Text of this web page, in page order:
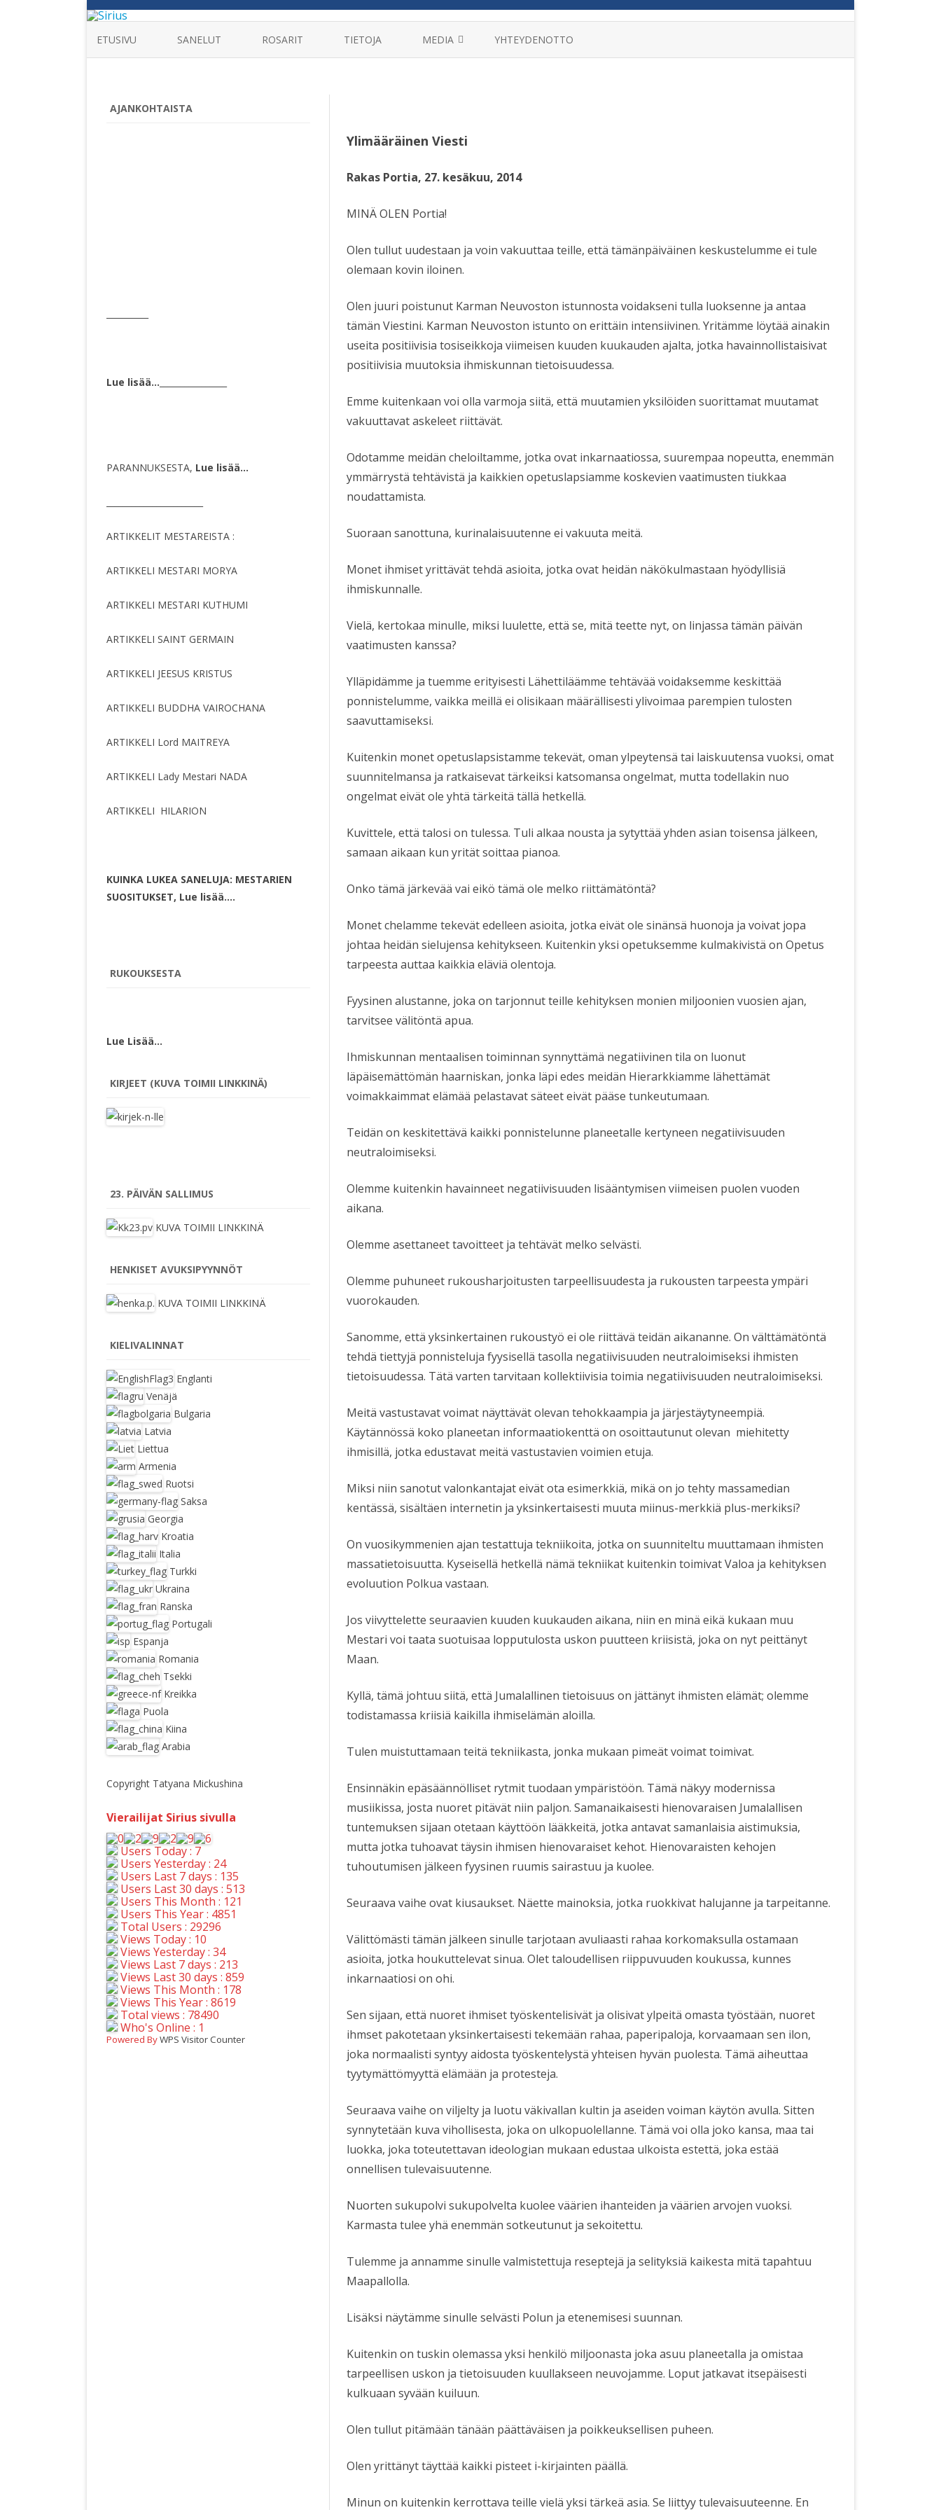
ETUSIVU SANELUT ROSARIT TIETOJA MEDIA YHTEYDENOTTO
Ylimääräinen Viesti
Rakas Portia, 27. kesäkuu, 2014
MINÄ OLEN Portia!
Olen tullut uudestaan ja voin vakuuttaa teille, että tämänpäiväinen keskustelumme ei tule
olemaan kovin iloinen.
Olen juuri poistunut Karman Neuvoston istunnosta voidakseni tulla luoksenne ja antaa
tämän Viestini. Karman Neuvoston istunto on erittäin intensiivinen. Yritämme löytää ainakin
useita positiivisia tosiseikkoja viimeisen kuuden kuukauden ajalta, jotka havainnollistaisivat
positiivisia muutoksia ihmiskunnan tietoisuudessa.
Emme kuitenkaan voi olla varmoja siitä, että muutamien yksilöiden suorittamat muutamat
vakuuttavat askeleet riittävät.
Odotamme meidän cheloiltamme, jotka ovat inkarnaatiossa, suurempaa nopeutta, enemmän
ymmärrystä tehtävistä ja kaikkien opetuslapsiamme koskevien vaatimusten tiukkaa
noudattamista.
Suoraan sanottuna, kurinalaisuutenne ei vakuuta meitä.
Monet ihmiset yrittävät tehdä asioita, jotka ovat heidän näkökulmastaan hyödyllisiä
ihmiskunnalle.
Vielä, kertokaa minulle, miksi luulette, että se, mitä teette nyt, on linjassa tämän päivän
vaatimusten kanssa?
Ylläpidämme ja tuemme erityisesti Lähettiläämme tehtävää voidaksemme keskittää
ponnistelumme, vaikka meillä ei olisikaan määrällisesti ylivoimaa parempien tulosten
saavuttamiseksi.
Kuitenkin monet opetuslapsistamme tekevät, oman ylpeytensä tai laiskuutensa vuoksi, omat
suunnitelmansa ja ratkaisevat tärkeiksi katsomansa ongelmat, mutta todellakin nuo
ongelmat eivät ole yhtä tärkeitä tällä hetkellä.
Kuvittele, että talosi on tulessa. Tuli alkaa nousta ja sytyttää yhden asian toisensa jälkeen,
samaan aikaan kun yrität soittaa pianoa.
Onko tämä järkevää vai eikö tämä ole melko riittämätöntä?
Monet chelamme tekevät edelleen asioita, jotka eivät ole sinänsä huonoja ja voivat jopa
johtaa heidän sielujensa kehitykseen. Kuitenkin yksi opetuksemme kulmakivistä on Opetus
tarpeesta auttaa kaikkia eläviä olentoja.
Fyysinen alustanne, joka on tarjonnut teille kehityksen monien miljoonien vuosien ajan,
tarvitsee välitöntä apua.
Ihmiskunnan mentaalisen toiminnan synnyttämä negatiivinen tila on luonut
läpäisemättömän haarniskan, jonka läpi edes meidän Hierarkkiamme lähettämät
voimakkaimmat elämää pelastavat säteet eivät pääse tunkeutumaan.
Teidän on keskitettävä kaikki ponnistelunne planeetalle kertyneen negatiivisuuden
neutraloimiseksi.
Olemme kuitenkin havainneet negatiivisuuden lisääntymisen viimeisen puolen vuoden
aikana.
Olemme asettaneet tavoitteet ja tehtävät melko selvästi.
Olemme puhuneet rukousharjoitusten tarpeellisuudesta ja rukousten tarpeesta ympäri
vuorokauden.
Sanomme, että yksinkertainen rukoustyö ei ole riittävä teidän aikananne. On välttämätöntä
tehdä tiettyjä ponnisteluja fyysisellä tasolla negatiivisuuden neutraloimiseksi ihmisten
tietoisuudessa. Tätä varten tarvitaan kollektiivisia toimia negatiivisuuden neutraloimiseksi.
Meitä vastustavat voimat näyttävät olevan tehokkaampia ja järjestäytyneempiä.
Käytännössä koko planeetan informaatiokenttä on osoittautunut olevan miehitetty
ihmisillä, jotka edustavat meitä vastustavien voimien etuja.
Miksi niin sanotut valonkantajat eivät ota esimerkkiä, mikä on jo tehty massamedian
kentässä, sisältäen internetin ja yksinkertaisesti muuta miinus-merkkiä plus-merkiksi?
On vuosikymmenien ajan testattuja tekniikoita, jotka on suunniteltu muuttamaan ihmisten
massatietoisuutta. Kyseisellä hetkellä nämä tekniikat kuitenkin toimivat Valoa ja kehityksen
evoluution Polkua vastaan.
Jos viivyttelette seuraavien kuuden kuukauden aikana, niin en minä eikä kukaan muu
Mestari voi taata suotuisaa lopputulosta uskon puutteen kriisistä, joka on nyt peittänyt
Maan.
Kyllä, tämä johtuu siitä, että Jumalallinen tietoisuus on jättänyt ihmisten elämät; olemme
todistamassa kriisiä kaikilla ihmiselämän aloilla.
Tulen muistuttamaan teitä tekniikasta, jonka mukaan pimeät voimat toimivat.
Ensinnäkin epäsäännölliset rytmit tuodaan ympäristöön. Tämä näkyy modernissa
musiikissa, josta nuoret pitävät niin paljon. Samanaikaisesti hienovaraisen Jumalallisen
tuntemuksen sijaan otetaan käyttöön lääkkeitä, jotka antavat samanlaisia aistimuksia,
mutta jotka tuhoavat täysin ihmisen hienovaraiset kehot. Hienovaraisten kehojen
tuhoutumisen jälkeen fyysinen ruumis sairastuu ja kuolee.
Seuraava vaihe ovat kiusaukset. Näette mainoksia, jotka ruokkivat halujanne ja tarpeitanne.
Välittömästi tämän jälkeen sinulle tarjotaan avuliaasti rahaa korkomaksulla ostamaan
asioita, jotka houkuttelevat sinua. Olet taloudellisen riippuvuuden koukussa, kunnes
inkarnaatiosi on ohi.
Sen sijaan, että nuoret ihmiset työskentelisivät ja olisivat ylpeitä omasta työstään, nuoret
ihmset pakotetaan yksinkertaisesti tekemään rahaa, paperipaloja, korvaamaan sen ilon,
joka normaalisti syntyy aidosta työskentelystä yhteisen hyvän puolesta. Tämä aiheuttaa
tyytymättömyyttä elämään ja protesteja.
Seuraava vaihe on viljelty ja luotu väkivallan kultin ja aseiden voiman käytön avulla. Sitten
synnytetään kuva vihollisesta, joka on ulkopuolellanne. Tämä voi olla joko kansa, maa tai
luokka, joka toteutettavan ideologian mukaan edustaa ulkoista estettä, joka estää
onnellisen tulevaisuutenne.
Nuorten sukupolvi sukupolvelta kuolee väärien ihanteiden ja väärien arvojen vuoksi.
Karmasta tulee yhä enemmän sotkeutunut ja sekoitettu.
Tulemme ja annamme sinulle valmistettuja reseptejä ja selityksiä kaikesta mitä tapahtuu
Maapallolla.
Lisäksi näytämme sinulle selvästi Polun ja etenemisesi suunnan.
Kuitenkin on tuskin olemassa yksi henkilö miljoonasta joka asuu planeetalla ja omistaa
tarpeellisen uskon ja tietoisuuden kuullakseen neuvojamme. Loput jatkavat itsepäisesti
kulkuaan syvään kuiluun.
Olen tullut pitämään tänään päättäväisen ja poikkeuksellisen puheen.
Olen yrittänyt täyttää kaikki pisteet i-kirjainten päällä.
Minun on kuitenkin kerrottava teille vielä yksi tärkeä asia. Se liittyy tulevaisuuteenne. En
AJANKOHTAISTA
Lue lisää…
PARANNUKSESTA, Lue lisää…
ARTIKKELIT MESTAREISTA :
ARTIKKELI MESTARI MORYA
ARTIKKELI MESTARI KUTHUMI
ARTIKKELI SAINT GERMAIN
ARTIKKELI JEESUS KRISTUS
ARTIKKELI BUDDHA VAIROCHANA
ARTIKKELI Lord MAITREYA
ARTIKKELI Lady Mestari NADA
ARTIKKELI HILARION
KUINKA LUKEA SANELUJA: MESTARIEN
SUOSITUKSET, Lue lisää….
RUKOUKSESTA
Lue Lisää…
KIRJEET (KUVA TOIMII LINKKINÄ)
23. PÄIVÄN SALLIMUS
KUVA TOIMII LINKKINÄ
HENKISET AVUKSIPYYNNÖT
KUVA TOIMII LINKKINÄ
KIELIVALINNAT
Englanti
Venäjä
Bulgaria
Latvia
Liettua
Armenia
Ruotsi
Saksa
Georgia
Kroatia
Italia
Turkki
Ukraina
Ranska
Portugali
Espanja
Romania
Tsekki
Kreikka
Puola
Kiina
Arabia
Copyright Tatyana Mickushina
Vierailijat Sirius sivulla
Users Today : 7
Users Yesterday : 24
Users Last 7 days : 135
Users Last 30 days : 513
Users This Month : 121
Users This Year : 4851
Total Users : 29296
Views Today : 10
Views Yesterday : 34
Views Last 7 days : 213
Views Last 30 days : 859
Views This Month : 178
Views This Year : 8619
Total views : 78490
Who's Online : 1
Powered ByWPS Visitor Counter